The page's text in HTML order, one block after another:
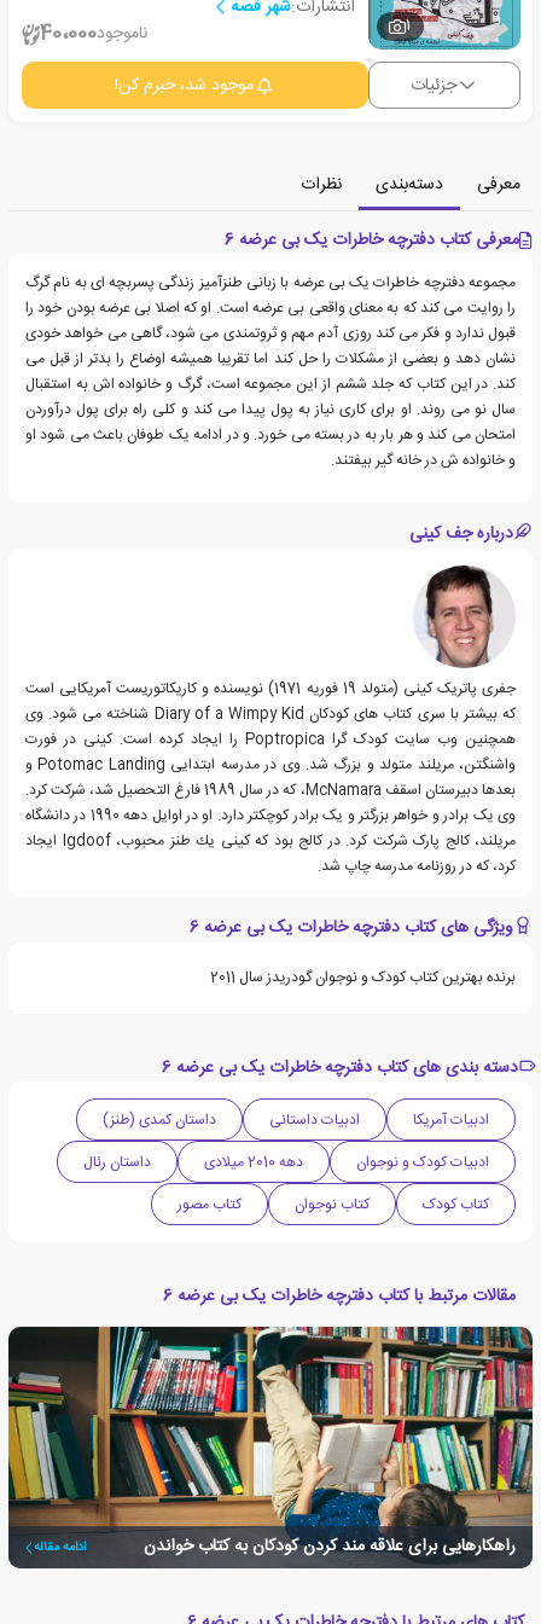
1
انتشارات:شهر قصه
ناموجود40،000
جزئیات موجود شد، خبرم کن!
معرفی دسته‌بندی
نظرات
معرفی کتاب دفترچه خاطرات یک بی عرضه 6
مجموعه دفترچه خاطرات یک بی عرضه با زبانی طنزآمیز زندگی پسربچه ای به نام گرگ
را روایت می کند که به معنای واقعی بی عرضه است. او که اصلا بی عرضه بودن خود را
قبول ندارد و فکر می کند روزی آدم مهم و ثروتمندی می شود، گاهی می خواهد خودی
نشان دهد و بعضی از مشکلات را حل کند اما تقریبا همیشه اوضاع را بدتر از قبل می
کند. در این کتاب که جلد ششم از این مجموعه است، گرگ و خانواده اش به استقبال
سال نو می روند. او برای کاری نیاز به پول پیدا می کند و کلی راه برای پول درآوردن
امتحان می کند و هر بار به در بسته می خورد. و در ادامه یک طوفان باعث می شود او
و خانواده ش در خانه گیر بیفتند.
درباره جف کینی
جفری پاتریک کینی (متولد 19 فوریه 1971) نویسنده و کاریکاتوریست آمریکایی است
که بیشتر با سری کتاب های کودکان Diary of a Wimpy Kid شناخته می شود. وی
همچنین وب سایت کودک گرا Poptropica را ایجاد کرده است. کینی در فورت
واشنگتن، مریلند متولد و بزرگ شد. وی در مدرسه ابتدایی Potomac Landing و
بعدها دبیرستان اسقف McNamara، که در سال 1989 فارغ التحصیل شد، شرکت کرد.
وی یک برادر و خواهر بزرگتر و یک برادر کوچکتر دارد. او در اوایل دهه 1990 در دانشگاه
مریلند، کالج پارک شرکت کرد. در کالج بود که كینی یك طنز محبوب، Igdoof ایجاد
كرد، كه در روزنامه مدرسه چاپ شد.
ویژگی های کتاب دفترچه خاطرات یک بی عرضه 6
برنده بهترین کتاب کودک و نوجوان گودریدز سال 2011
دسته بندی های کتاب دفترچه خاطرات یک بی عرضه 6
ادبیات آمریکا ادبیات داستانی
داستان کمدی (طنز)
ادبیات کودک و نوجوان
دهه 2010 میلادی
داستان رئال
کتاب کودک
کتاب نوجوان کتاب مصور
مقالات مرتبط با کتاب دفترچه خاطرات یک بی عرضه 6
راهکارهایی برای علاقه مند کردن کودکان به کتاب خواندن ادامه مقاله